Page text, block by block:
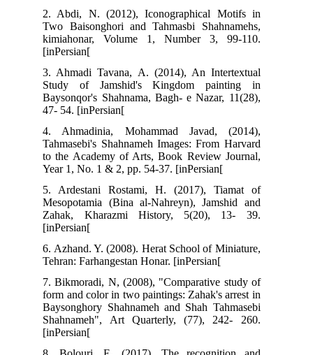
2. Abdi, N. (2012), Iconographical Motifs in
Two Baisonghori and Tahmasbi Shahnamehs,
kimiahonar, Volume 1, Number 3, 99-110.
[inPersian[
3. Ahmadi Tavana, A. (2014), An Intertextual
Study of Jamshid's Kingdom painting in
Baysonqor's Shahnama, Bagh- e Nazar, 11(28),
47- 54. [inPersian[
4. Ahmadinia, Mohammad Javad, (2014),
Tahmasebi's Shahnameh Images: From Harvard
to the Academy of Arts, Book Review Journal,
Year 1, No. 1 & 2, pp. 54-37. [inPersian[
5. Ardestani Rostami, H. (2017), Tiamat of
Mesopotamia (Bina al-Nahreyn), Jamshid and
Zahak, Kharazmi History, 5(20), 13- 39.
[inPersian[
6. Azhand. Y. (2008). Herat School of Miniature,
Tehran: Farhangestan Honar. [inPersian[
7. Bikmoradi, N, (2008), "Comparative study of
form and color in two paintings: Zahak's arrest in
Baysonghory Shahnameh and Shah Tahmasebi
Shahnameh", Art Quarterly, (77), 242- 260.
[inPersian[